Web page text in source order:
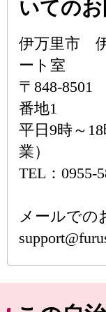
いての
伊万里市
ート室
〒848-8501
番地1
平日9時～
業）
TEL：0955-
メールでの